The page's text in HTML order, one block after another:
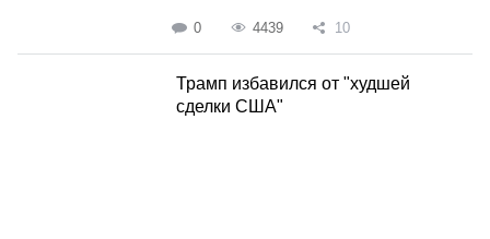
0 4439 10
Трамп избавился от "худшей
сделки США"